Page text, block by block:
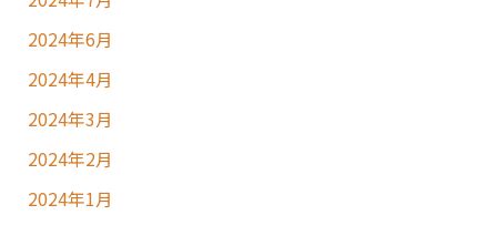
2024年6月
2024年4月
2024年3月
2024年2月
2024年1月